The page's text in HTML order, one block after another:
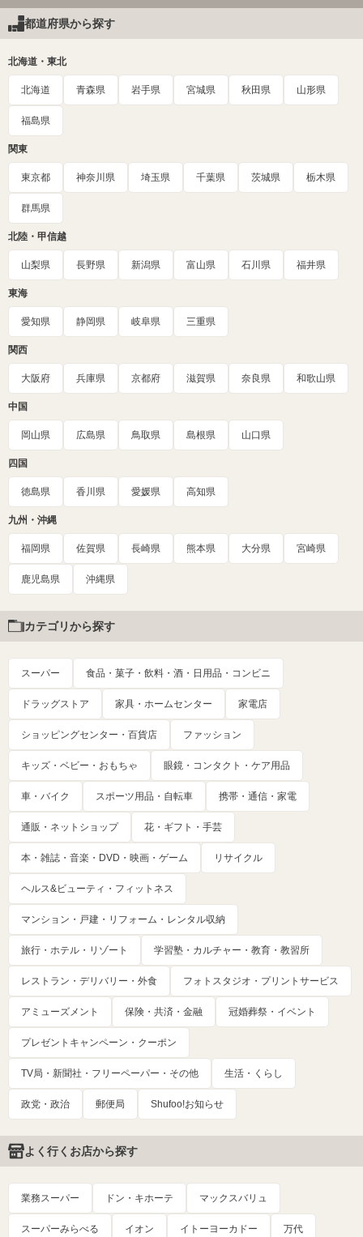
都道府県から探す
北海道・東北
北海道 青森県 岩手県 宮城県 秋田県 山形県
福島県
関東
東京都 神奈川県 埼玉県 千葉県 茨城県 栃木県
群馬県
北陸・甲信越
山梨県 長野県 新潟県 富山県 石川県 福井県
東海
愛知県 静岡県 岐阜県 三重県
関西
大阪府 兵庫県 京都府 滋賀県 奈良県 和歌山県
中国
岡山県 広島県 鳥取県 島根県 山口県
四国
徳島県 香川県 愛媛県 高知県
九州・沖縄
福岡県 佐賀県 長崎県 熊本県 大分県 宮崎県
鹿児島県 沖縄県
カテゴリから探す
スーパー 食品・菓子・飲料・酒・日用品・コンビニ
ドラッグストア 家具・ホームセンター 家電店
ショッピングセンター・百貨店 ファッション
キッズ・ベビー・おもちゃ 眼鏡・コンタクト・ケア用品
車・バイク スポーツ用品・自転車 携帯・通信・家電
通販・ネットショップ 花・ギフト・手芸
本・雑誌・音楽・DVD・映画・ゲーム リサイクル
ヘルス&ビューティ・フィットネス
マンション・戸建・リフォーム・レンタル収納
旅行・ホテル・リゾート 学習塾・カルチャー・教育・教習所
レストラン・デリバリー・外食 フォトスタジオ・プリントサービス
アミューズメント 保険・共済・金融 冠婚葬祭・イベント
プレゼントキャンペーン・クーポン
TV局・新聞社・フリーペーパー・その他 生活・くらし
政党・政治 郵便局 Shufoo!お知らせ
よく行くお店から探す
業務スーパー ドン・キホーテ マックスバリュ
スーパーみらべる イオン イトーヨーカドー 万代